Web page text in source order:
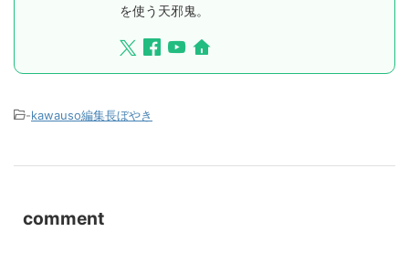
を使う天邪鬼。
-kawauso編集長ぼやき
comment